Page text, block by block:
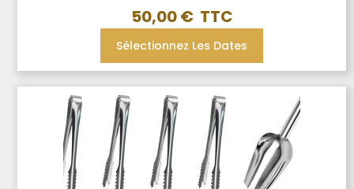
50,00€
Sélectionnez Les Dates